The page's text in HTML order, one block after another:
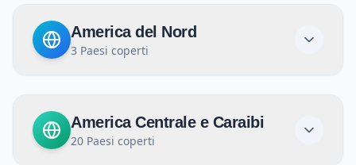
America del Nord
3 Paesi coperti
America Centrale e Caraibi
20 Paesi coperti